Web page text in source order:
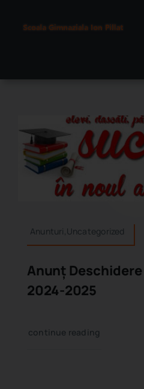
Anunturi,Uncategorized
Anunț
2024-2025
continue reading